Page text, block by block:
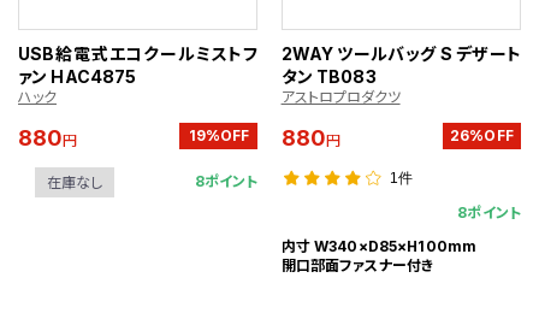
USB給電式エコクールミストフ
ァン HAC4875
ハック
880円 19%OFF
在庫なし 8ポイント
2WAY ツールバッグ S デザート
タン TB083
アストロプロダクツ
880円 26%OFF
1件
8ポイント
内寸 W340×D85×H100mm
開口部面ファスナー付き